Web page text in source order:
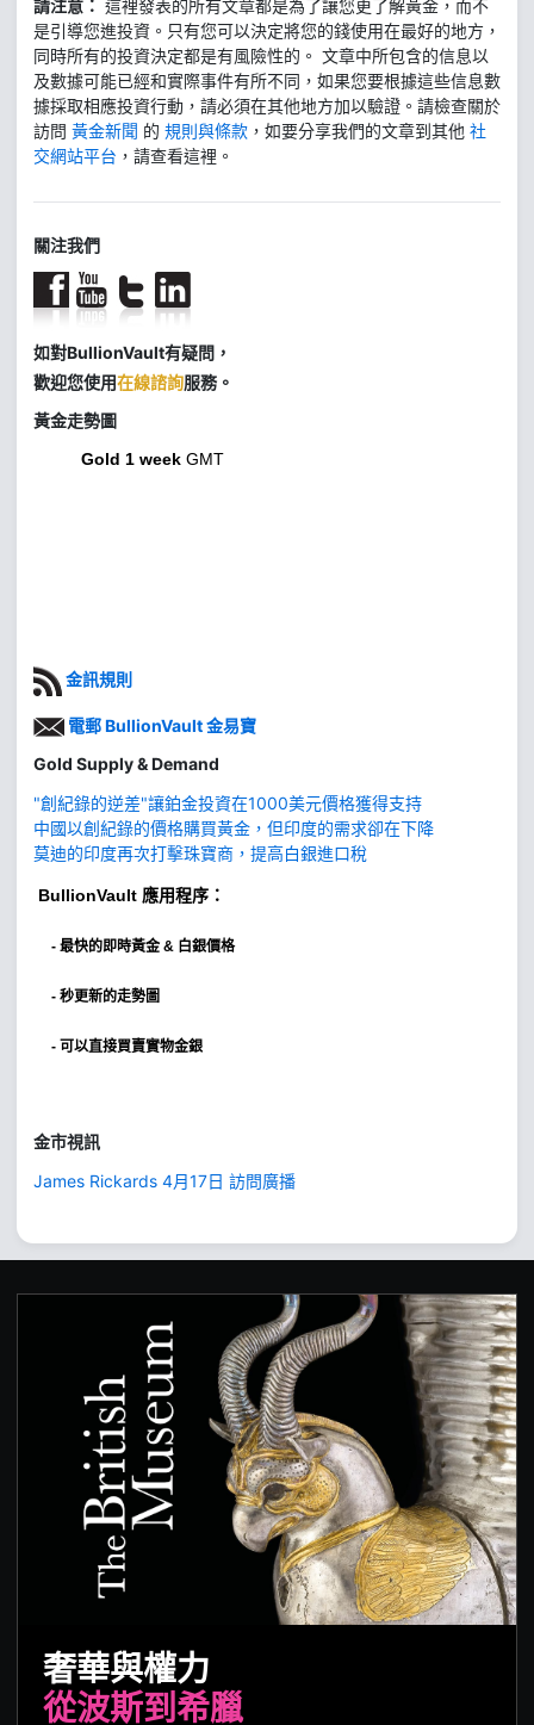
請注意： 這裡發表的所有文章都是為了讓您更了解黃金，而不
是引導您進投資。只有您可以決定將您的錢使用在最好的地方，
同時所有的投資決定都是有風險性的。 文章中所包含的信息以
及數據可能已經和實際事件有所不同，如果您要根據這些信息數
據採取相應投資行動，請必須在其他地方加以驗證。請檢查關於
訪問 黃金新聞 的 規則與條款 ，如要分享我們的文章到其他 社
交網站平台 ，請查看這裡。
關注我們
如對BullionVault有疑問，
歡迎您使用在線諮詢服務。
黃金走勢圖
Gold 1 week GMT
金訊規則
電郵 BullionVault 金易寶
Gold Supply & Demand
"創紀錄的逆差"讓鉑金投資在1000美元價格獲得支持
中國以創紀錄的價格購買黃金，但印度的需求卻在下降
莫迪的印度再次打擊珠寶商，提高白銀進口稅
BullionVault 應用程序：
- 最快的即時黃金 & 白銀價格
- 秒更新的走勢圖
- 可以直接買賣實物金銀
金市視訊
James Rickards 4月17日 訪問廣播
奢華與權力
從波斯到希臘